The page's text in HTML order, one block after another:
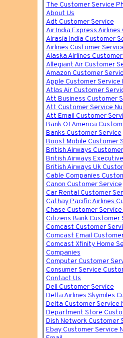
The Customer Service
About Us
Adt Customer Service
Air India Express
Airasia India Customer
Airlines Customer
Alaska Airlines
Allegiant Air Customer
Amazon Customer
Apple Customer Service
Atlas Air Customer
Att Business Customer
Att Customer Service
Att Email Customer
Bank Of America
Banks Customer Service
Boost Mobile Customer
British Airways
British Airways
British Airways Uk
Cable Companies
Canon Customer Service
Car Rental Customer
Cathay Pacific Airlines
Chase Customer
Citizens Bank Customer
Comcast Customer
Comcast Email
Comcast Xfinity Home
Companies
Computer Customer
Consumer Service
Contact Us
Dell Customer Service
Delta Airlines Skymiles
Delta Customer Service
Department Store
Dish Network Customer
Ebay Customer Service